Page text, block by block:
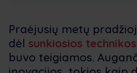
Praėjusių metų
dėl sunkiosios
buvo teigiamos.